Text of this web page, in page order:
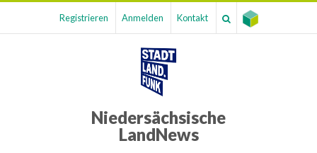
Registrieren Anmelden Kontakt
Niedersächsische
LandNews